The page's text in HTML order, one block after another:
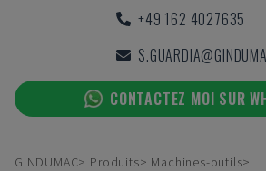
+49 162 4027635
CONTACTEZ MOI SUR
GINDUMAC Produits
Machines-outils